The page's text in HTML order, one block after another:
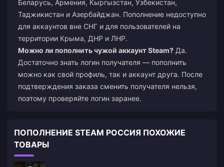
Беларусь, Армения, Кыргызстан, Узбекистан,
Таджикистан и Азербайджан. Пополнение недоступно
для аккаунтов вне СНГ и для пользователей на
территории Крыма, ДНР и ЛНР.
Можно ли пополнить чужой аккаунт Steam? Да.
Достаточно знать логин получателя — пополнить
можно как свой профиль, так и аккаунт друга. После
подтверждения заказа сменить получателя нельзя,
поэтому проверяйте логин заранее.
ПОПОЛНЕНИЕ STEAM РОССИЯ ПОХОЖИЕ
ТОВАРЫ